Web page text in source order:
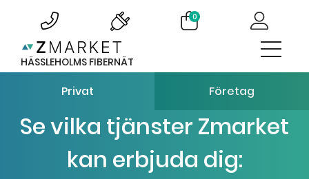
0
HÄSSLEHOLMS FIBERNÄT
Privat Företag
Se vilka tjänster Zmarket
kan erbjuda dig: